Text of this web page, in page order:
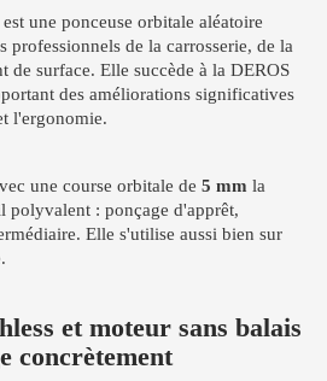
est une ponceuse orbitale aléatoire
professionnels de la carrosserie, de la
de surface. Elle succède à la DEROS
des améliorations significatives
l'ergonomie.
une course orbitale de 5 mm la
polyvalent : ponçage d'apprêt,
Elle s'utilise aussi bien sur
et moteur sans balais
concrètement